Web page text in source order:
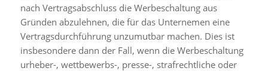
nach Vertragsabschluss die Werbeschaltung aus
Gründen abzulehnen, die für das Unternemen eine
Vertragsdurchführung unzumutbar machen. Dies ist
insbesondere dann der Fall, wenn die Werbeschaltung
urheber-, wettbewerbs-, presse-, strafrechtliche oder